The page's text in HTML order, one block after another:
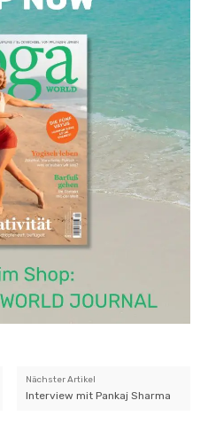
Nächster Artikel
Interview mit Pankaj Sharma